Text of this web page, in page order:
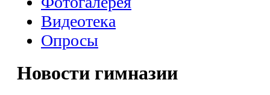
Видеотека
Опросы
Новости гимназии